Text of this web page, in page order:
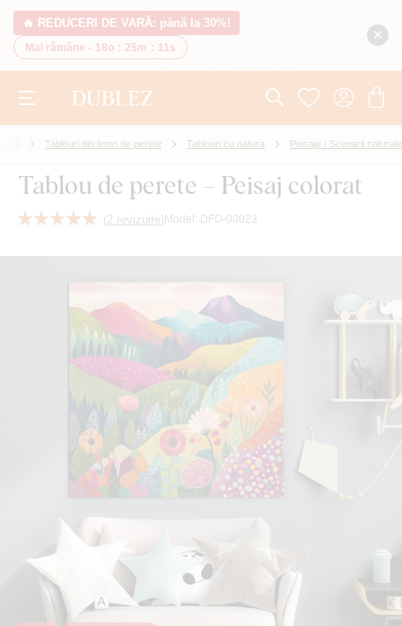
🔥 REDUCERI DE VARĂ: până la 30%!
Mai rămâne - 18o : 25m : 10s
Tablouri din lemn de perete Tablouri cu natura Peisaje / Scenarii naturale
Tablou de perete – Peisaj colorat
(2 revizuire) Model: DFO-00023